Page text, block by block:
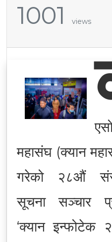
1001 views
महासंघ (क्यान
गरेको २८औं
सूचना सञ्चार
‘क्यान इन्फोटेक